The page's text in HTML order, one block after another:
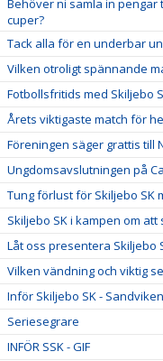
Behöver ni samla in
cuper?
Tack alla för en underbar
Vilken otroligt spännande
Fotbollsfritids med Skiljebo
Årets viktigaste match för
Föreningen säger grattis till
Ungdomsavslutningen på
Tung förlust för Skiljebo SK
Skiljebo SK i kampen om
Låt oss presentera Skiljebo
Vilken vändning och viktig
Inför Skiljebo SK - Sandviken
Seriesegrare
INFÖR SSK - GIF